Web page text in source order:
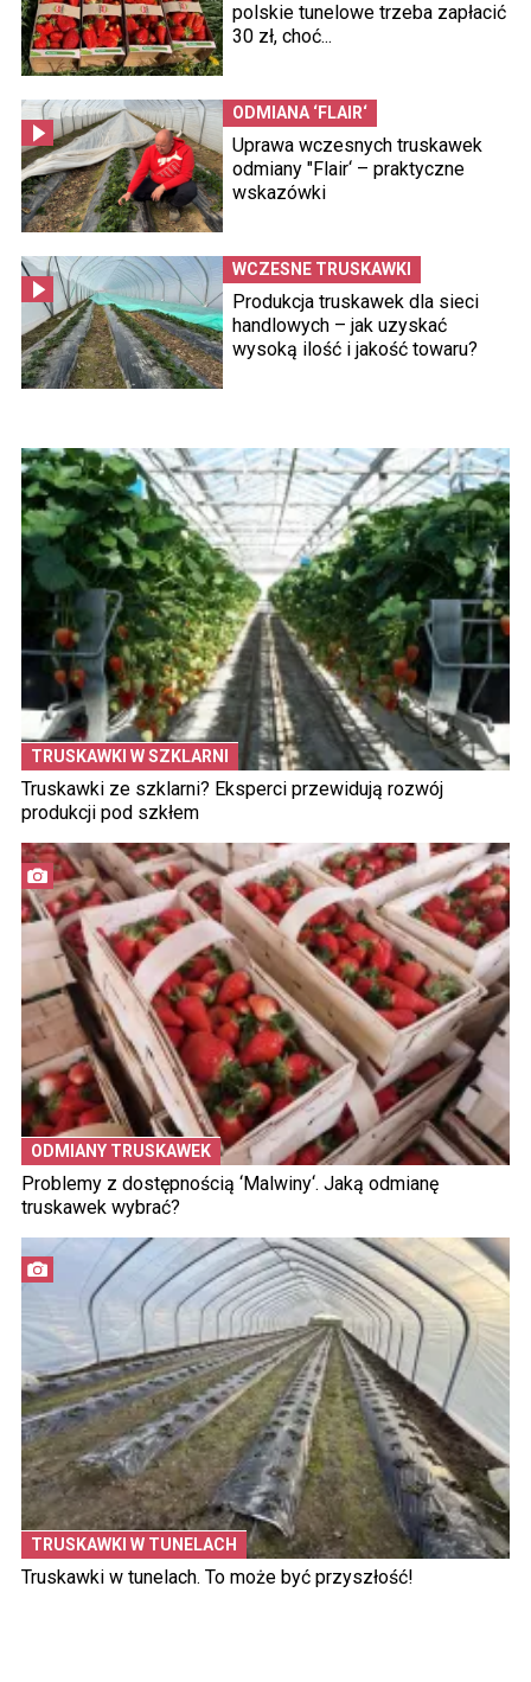
polskie tunelowe trzeba zapłacić
30 zł, choć...
ODMIANA ‘FLAIR‘
Uprawa wczesnych truskawek
odmiany "Flair‘ – praktyczne
wskazówki
WCZESNE TRUSKAWKI
Produkcja truskawek dla sieci
handlowych – jak uzyskać
wysoką ilość i jakość towaru?
TRUSKAWKI W SZKLARNI
Truskawki ze szklarni? Eksperci przewidują rozwój
produkcji pod szkłem
ODMIANY TRUSKAWEK
Problemy z dostępnością ‘Malwiny‘. Jaką odmianę
truskawek wybrać?
TRUSKAWKI W TUNELACH
Truskawki w tunelach. To może być przyszłość!